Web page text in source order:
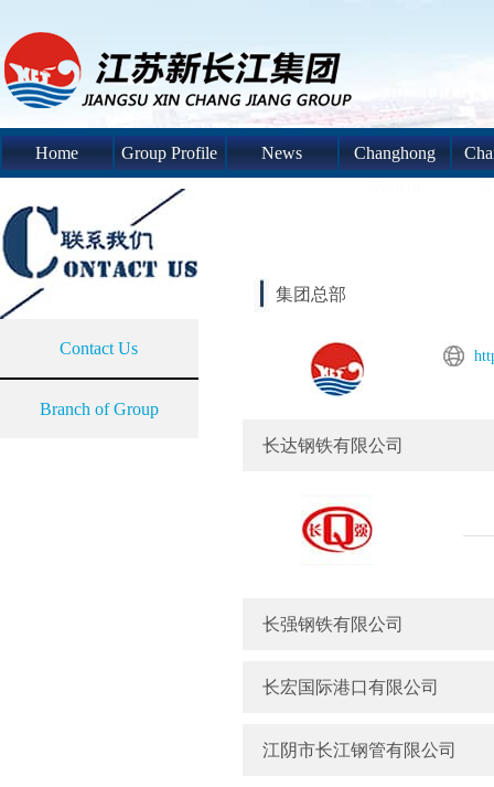
Home Group Profile News
Changhong
Contact Us
Branch of Group
集团总部
长达钢铁有限公司
长强钢铁有限公司
长宏国际港口有限公司
江阴市长江钢管有限公司